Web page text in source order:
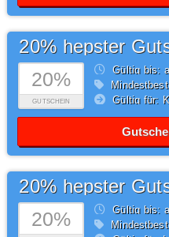
20%
GUTSCHEIN
20% hepster
Gültig bis:
Gültig für:
20%
20% hepster
Gültig bis: